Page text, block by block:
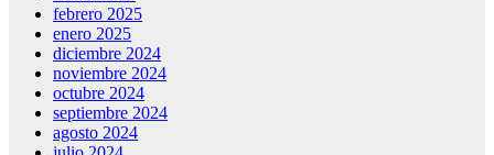
febrero 2025
enero 2025
diciembre 2024
noviembre 2024
octubre 2024
septiembre 2024
agosto 2024